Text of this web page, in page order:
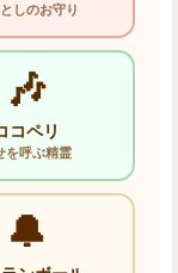
しのお守り
🎶
コペリ
を呼ぶ精霊
🔔